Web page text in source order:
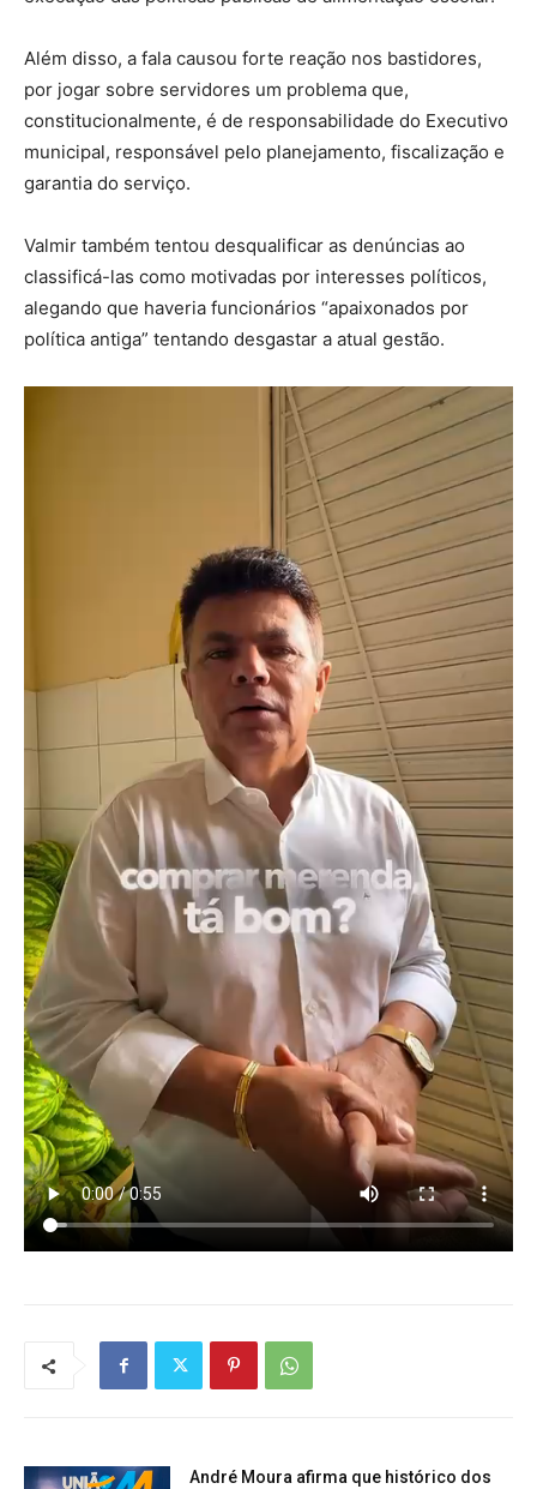
Além disso, a fala causou forte reação nos bastidores,
por jogar sobre servidores um problema que,
constitucionalmente, é de responsabilidade do Executivo
municipal, responsável pelo planejamento, fiscalização e
garantia do serviço.
Valmir também tentou desqualificar as denúncias ao
classificá-las como motivadas por interesses políticos,
alegando que haveria funcionários “apaixonados por
política antiga” tentando desgastar a atual gestão.
André Moura afirma que histórico dos